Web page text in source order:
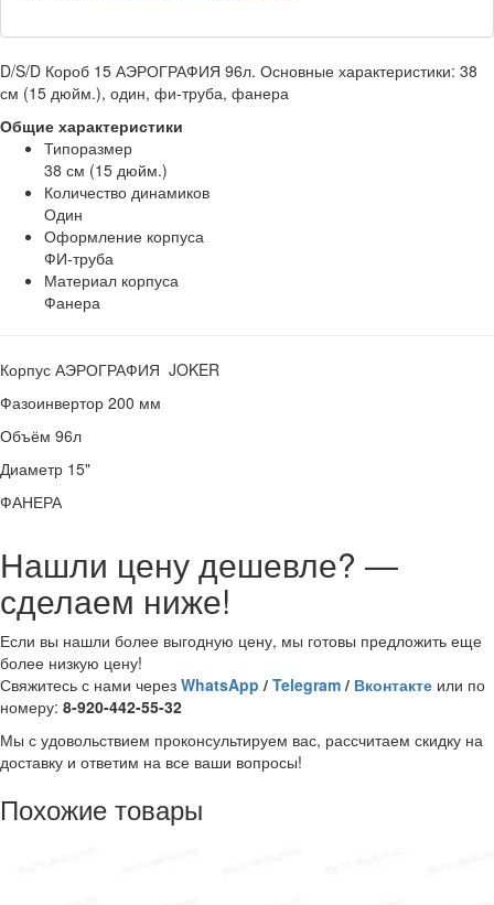
D/S/D Короб 15 АЭРОГРАФИЯ 96л. Основные характеристики: 38
см (15 дюйм.), один, фи-труба, фанера
Общие характеристики
Типоразмер
38 см (15 дюйм.)
Количество динамиков
Один
Оформление корпуса
ФИ-труба
Материал корпуса
Фанера
Корпус АЭРОГРАФИЯ JOKER
Фазоинвертор 200 мм
Объём 96л
Диаметр 15"
ФАНЕРА
Нашли цену дешевле? —
сделаем ниже!
Если вы нашли более выгодную цену, мы готовы предложить еще
более низкую цену!
Свяжитесь с нами через WhatsApp / Telegram / Вконтакте или по
номеру: 8-920-442-55-32
Мы с удовольствием проконсультируем вас, рассчитаем скидку на
доставку и ответим на все ваши вопросы!
Похожие товары